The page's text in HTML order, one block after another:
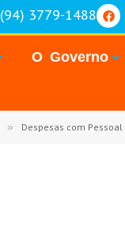
(94) 3779-1488
O Governo
» Despesas com Pessoal